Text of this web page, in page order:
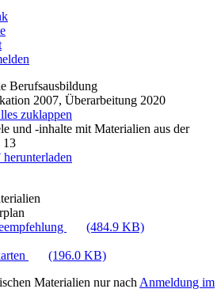
Berufsausbildung
2007, Überarbeitung 2020
zuklappen
und -inhalte mit Materialien aus der
13
(484.9 KB)
(196.0 KB)
Materialien nur nach Anmeldung im